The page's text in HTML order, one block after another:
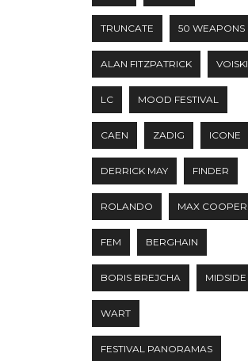
TRUNCATE 50 WEAPONS
ALAN FITZPATRICK VOISKI
LC MOOD FESTIVAL
CAEN ZADIG ICONE
DERRICK MAY FINDER
ROLANDO MAX COOPER
FEM BERGHAIN
BORIS BREJCHA MIDSIDE
WART
FESTIVAL PANORAMAS